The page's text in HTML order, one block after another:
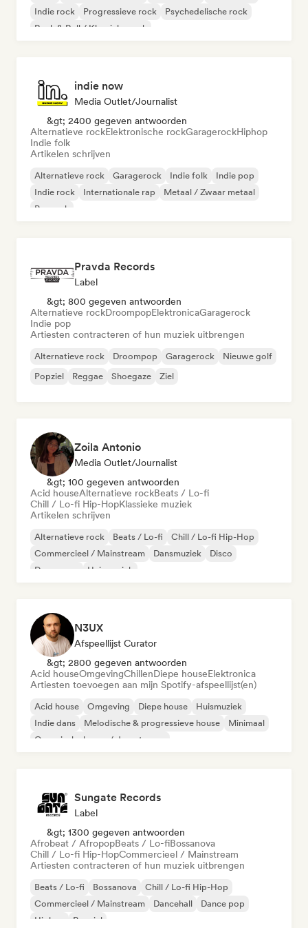
Indie rock Progressieve rock
Psychedelische rock
Rock & Roll / Klassieke rock
indie now
Media Outlet/Journalist
&gt; 2400 gegeven antwoorden
Alternatieve rockElektronische rockGaragerockHiphop
Indie folk
Artikelen schrijven
Alternatieve rock Garagerock Indie folk
Indie pop
Indie rock
Internationale rap
Metaal / Zwaar metaal
Poprock
Pravda Records
Label
&gt; 800 gegeven antwoorden
Alternatieve rockDroompopElektronicaGaragerock
Indie pop
Artiesten contracteren of hun muziek uitbrengen
Alternatieve rock Droompop Garagerock
Nieuwe golf
Popziel
Reggae Shoegaze Ziel
Zoila Antonio
Media Outlet/Journalist
&gt; 100 gegeven antwoorden
Acid houseAlternatieve rockBeats / Lo-fi
Chill / Lo-fi Hip-HopKlassieke muziek
Artikelen schrijven
Alternatieve rock Beats / Lo-fi
Chill / Lo-fi Hip-Hop
Commercieel / Mainstream
Dansmuziek
Disco
Droompop
Huismuziek
N3UX
Afspeellijst Curator
&gt; 2800 gegeven antwoorden
Acid houseOmgevingChillenDiepe houseElektronica
Artiesten toevoegen aan mijn Spotify-afspeellijst(en)
Acid house Omgeving Diepe house
Huismuziek
Indie dans
Melodische & progressieve house
Minimaal
Organische house / downtempo
Sungate Records
Label
&gt; 1300 gegeven antwoorden
Afrobeat / AfropopBeats / Lo-fiBossanova
Chill / Lo-fi Hip-HopCommercieel / Mainstream
Artiesten contracteren of hun muziek uitbrengen
Beats / Lo-fi Bossanova
Chill / Lo-fi Hip-Hop
Commercieel / Mainstream
Dancehall
Dance pop
Hiphop
Popziel